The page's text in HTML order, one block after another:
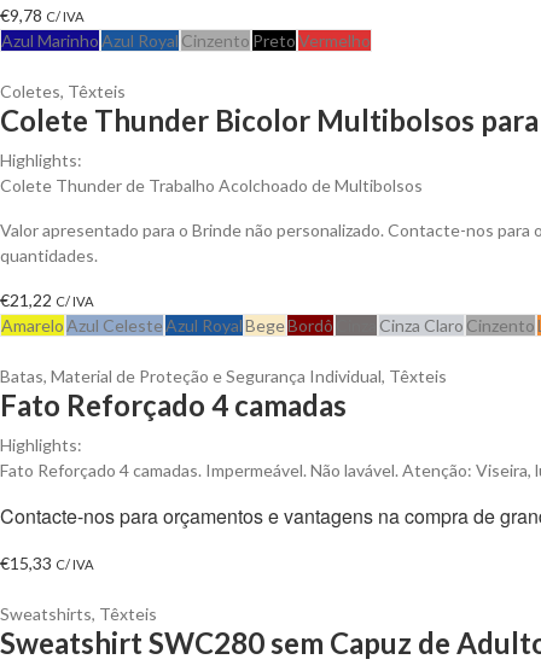
€9,78 C/ IVA
Azul MarinhoAzul Royal Cinzento PretoVermelho
Coletes, Têxteis
Colete Thunder Bicolor Multibolsos
Highlights:
Colete Thunder de Trabalho Acolchoado de Multibolsos
Valor apresentado para o Brinde não personalizado. Contacte-nos
quantidades.
€21,22 C/ IVA
AmareloAzul CelesteAzul RoyalBegeBordô Cinza Claro Cinzento
Batas, Material de Proteção e Segurança Individual, Têxteis
Fato Reforçado 4 camadas
Highlights:
Fato Reforçado 4 camadas. Impermeável. Não lavável. Atenção:
Contacte-nos para orçamentos e vantagens na compra de
€15,33 C/ IVA
Sweatshirts, Têxteis
Sweatshirt SWC280 sem Capuz de